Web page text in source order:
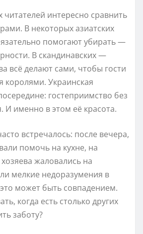
интересно сравнить
В некоторых азиатских
помогают убирать —
В скандинавских —
всё делают сами, чтобы гости
королями. Украинская
гостеприимство без
И именно в этом её красота.
встречалось: после вечера,
помочь на кухне, на
жаловались на
мелкие недоразумения в
может быть совпадением.
когда есть столько других
заботу?